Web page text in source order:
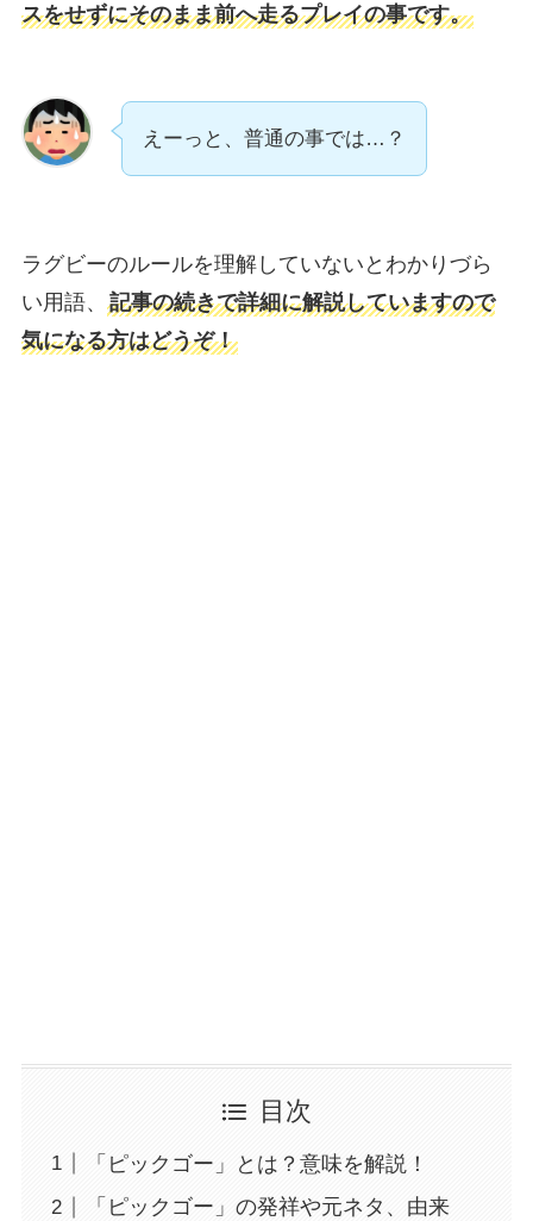
スをせずにそのまま前へ走るプレイの事です。
えーっと、普通の事では…？
ラグビーのルールを理解していないとわかりづら
い用語、 記事の続きで詳細に解説していますので
気になる方はどうぞ！
目次
「ピックゴー」とは？意味を解説！
「ピックゴー」の発祥や元ネタ、由来